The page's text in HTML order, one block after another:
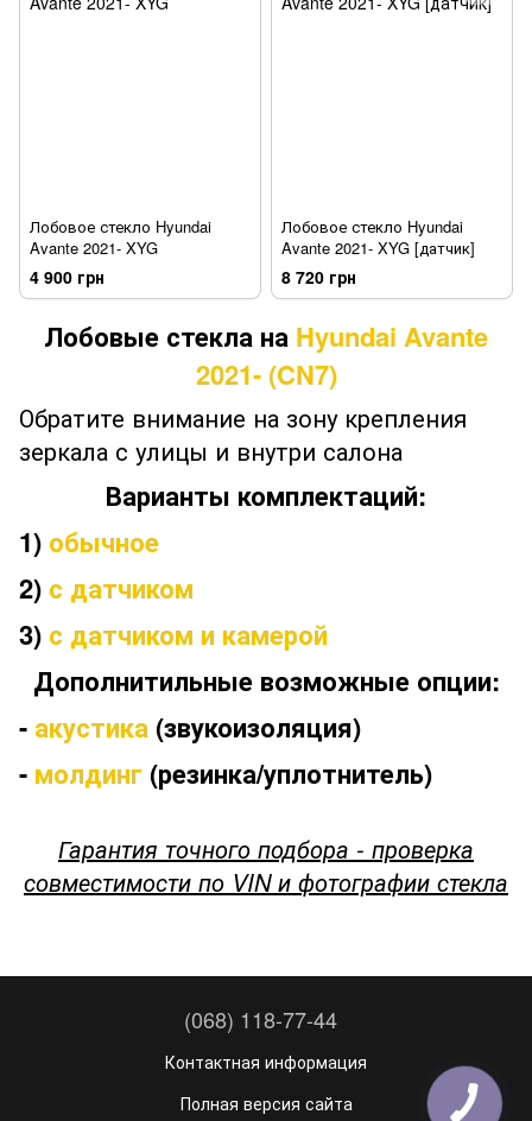
Лобовое стекло Hyundai
Avante 2021- XYG
4 900 грн
Лобовое стекло Hyundai
Avante 2021- XYG [датчик]
8 720 грн
Лобовые стекла на Hyundai Avante
2021- (CN7)
Обратите внимание на зону крепления
зеркала с улицы и внутри салона
Варианты комплектаций:
1) обычное
2) с датчиком
3) с датчиком и камерой
Дополнитильные возможные опции:
- акустика (звукоизоляция)
- молдинг (резинка/уплотнитель)
Гарантия точного подбора - проверка
совместимости по VIN и фотографии стекла
(068) 118-77-44
Контактная информация
Полная версия сайта